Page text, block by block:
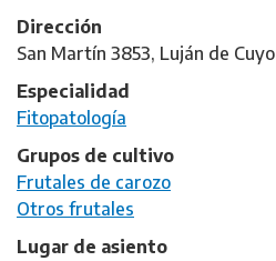
Dirección
San Martín 3853, Luján de Cuyo
Especialidad
Fitopatología
Grupos de cultivo
Frutales de carozo
Otros frutales
Lugar de asiento